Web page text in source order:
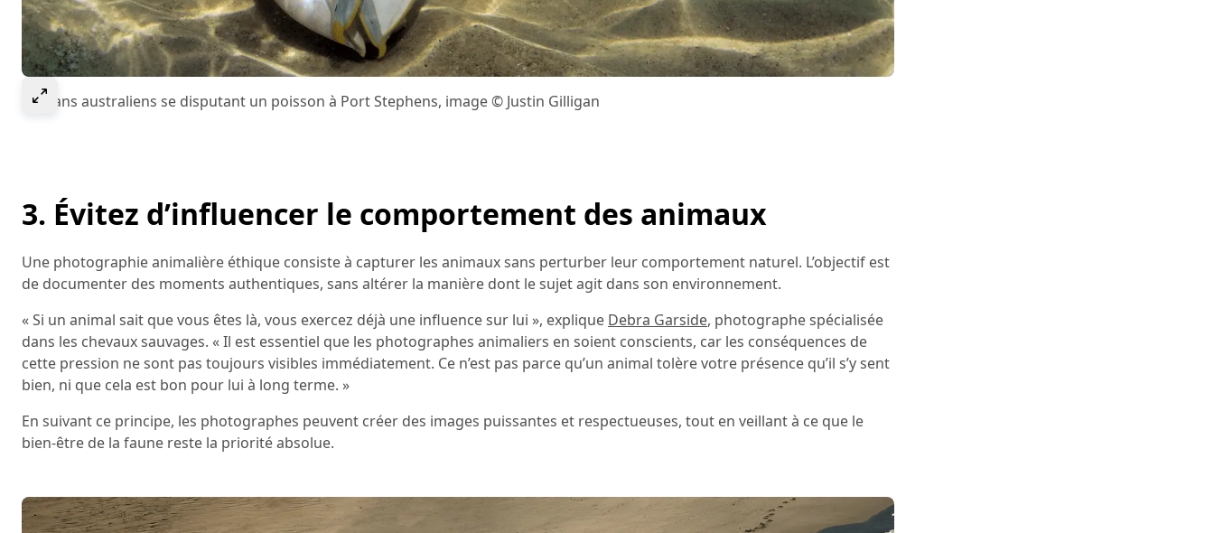
Select to expand image
Pélicans australiens se disputant un poisson à Port Stephens, image © Justin Gilligan
3. Évitez d’influencer le comportement des animaux
Une photographie animalière éthique consiste à capturer les animaux sans perturber leur comportement naturel. L’objectif est
de documenter des moments authentiques, sans altérer la manière dont le sujet agit dans son environnement.
« Si un animal sait que vous êtes là, vous exercez déjà une influence sur lui », explique Debra Garside, photographe spécialisée
dans les chevaux sauvages. « Il est essentiel que les photographes animaliers en soient conscients, car les conséquences de
cette pression ne sont pas toujours visibles immédiatement. Ce n’est pas parce qu’un animal tolère votre présence qu’il s’y sent
bien, ni que cela est bon pour lui à long terme. »
En suivant ce principe, les photographes peuvent créer des images puissantes et respectueuses, tout en veillant à ce que le
bien-être de la faune reste la priorité absolue.